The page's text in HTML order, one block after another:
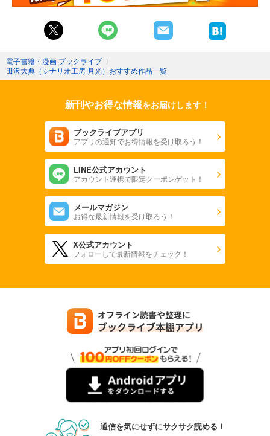
電子書籍・漫画 ブックライブ 〉
田沢大典（シナリオ工房 月光）おすすめ作品一覧
新刊やお得な情報をお届けします！
ブックライブアプリ
アプリの通知でお得情報を受け取ろう！
LINE公式アカウント
アカウント連携で限定クーポンゲット！
メールマガジン
お得な最新情報を受け取ろう！
X公式アカウント
フォローして最新情報をチェック！
通信を気にせずにサクサク読める！